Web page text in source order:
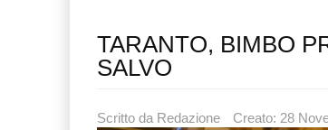
TARANTO, BIMBO
SALVO
Scritto da Redazione Creato: 28